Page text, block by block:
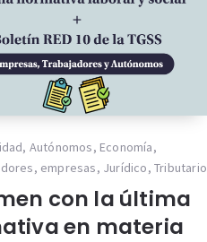
, Autónomos, Economía,
, empresas, Jurídico, Tributario
con la última
en materia